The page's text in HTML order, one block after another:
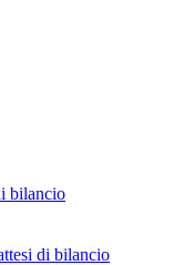
bilancio
di bilancio